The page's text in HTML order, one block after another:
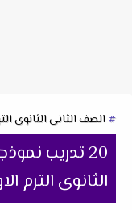
الصف الثانى الثانوى
20 تدريب
الثانوى الترم الاول